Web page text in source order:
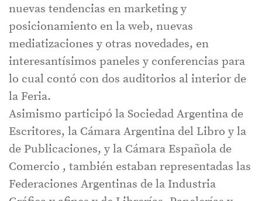
nuevas tendencias en marketing y
posicionamiento en la web, nuevas
mediatizaciones y otras novedades, en
interesantísimos paneles y conferencias para
lo cual contó con dos auditorios al interior de
la Feria.
Asimismo participó la Sociedad Argentina de
Escritores, la Cámara Argentina del Libro y la
de Publicaciones, y la Cámara Española de
Comercio , también estaban representadas las
Federaciones Argentinas de la Industria